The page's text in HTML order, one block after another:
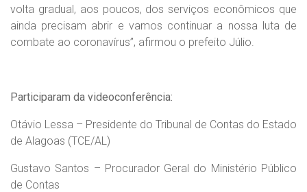
volta gradual, aos poucos, dos serviços econômicos que
ainda precisam abrir e vamos continuar a nossa luta de
combate ao coronavírus”, afirmou o prefeito Júlio.
Participaram da videoconferência:
Otávio Lessa – Presidente do Tribunal de Contas do Estado
de Alagoas (TCE/AL)
Gustavo Santos – Procurador Geral do Ministério Público
de Contas